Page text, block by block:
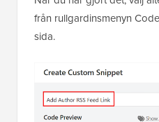
från rullgardinsmenyn
sida.